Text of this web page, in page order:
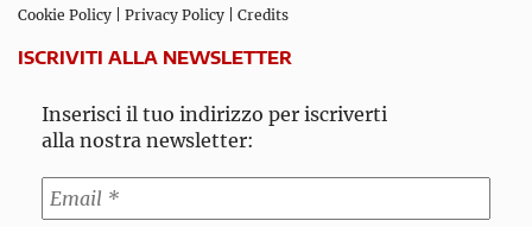
Cookie Policy Privacy Policy Credits
ISCRIVITI ALLA NEWSLETTER
Inserisci il tuo indirizzo per iscriverti
alla nostra newsletter: